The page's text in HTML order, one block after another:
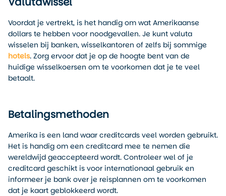
Voordat je vertrekt, is het handig om wat Amerikaanse
dollars te hebben voor noodgevallen. Je kunt valuta
wisselen bij banken, wisselkantoren of zelfs bij sommige
hotels. Zorg ervoor dat je op de hoogte bent van de
huidige wisselkoersen om te voorkomen dat je te veel
betaalt.
Betalingsmethoden
Amerika is een land waar creditcards veel worden gebruikt.
Het is handig om een creditcard mee te nemen die
wereldwijd geaccepteerd wordt. Controleer wel of je
creditcard geschikt is voor internationaal gebruik en
informeer je bank over je reisplannen om te voorkomen
dat je kaart geblokkeerd wordt.